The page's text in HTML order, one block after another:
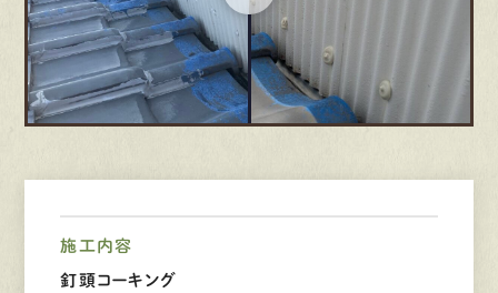
有資格者が、無料建物診断いたします!!
0120-44-2605
定休日 日曜・祝日
施工内容
釘頭コーキング